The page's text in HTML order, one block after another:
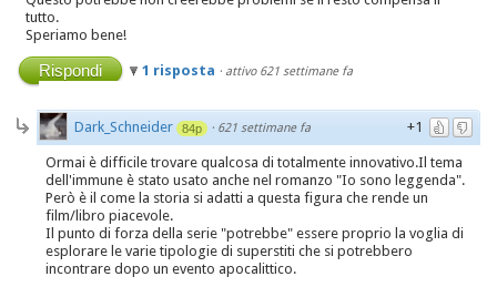
tutto.
Speriamo bene!
Rispondi 1 risposta · attivo 621 settimane fa
+1
Dark_Schneider 84p · 621 settimane fa
Ormai è difficile trovare qualcosa di totalmente innovativo.Il tema
dell'immune è stato usato anche nel romanzo "Io sono leggenda".
Però è il come la storia si adatti a questa figura che rende un
film/libro piacevole.
Il punto di forza della serie "potrebbe" essere proprio la voglia di
esplorare le varie tipologie di superstiti che si potrebbero
incontrare dopo un evento apocalittico.